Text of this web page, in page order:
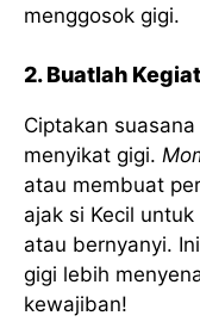
menggosok gigi.
2. Buatlah
Ciptakan
menyikat gigi.
atau membuat
ajak si Kecil
atau bernyanyi.
gigi lebih
kewajiban!